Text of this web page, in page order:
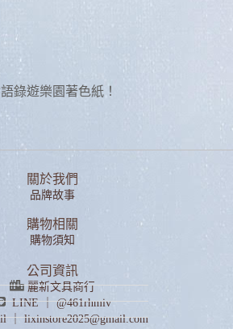
錄遊樂園著色紙！
關於我們
品牌故事
購物相關
購物須知
公司資訊
麗新文具商行
LINE ｜ @461rhmiv
｜ lixinstore2025@gmail.com